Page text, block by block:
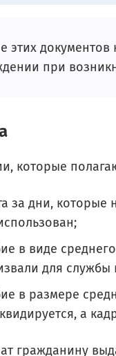
этих документов
при
которые
за дни,
в виде
для службы
в размере
а
гражданину